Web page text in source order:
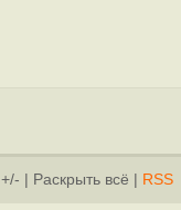
+/- Раскрыть всё RSS